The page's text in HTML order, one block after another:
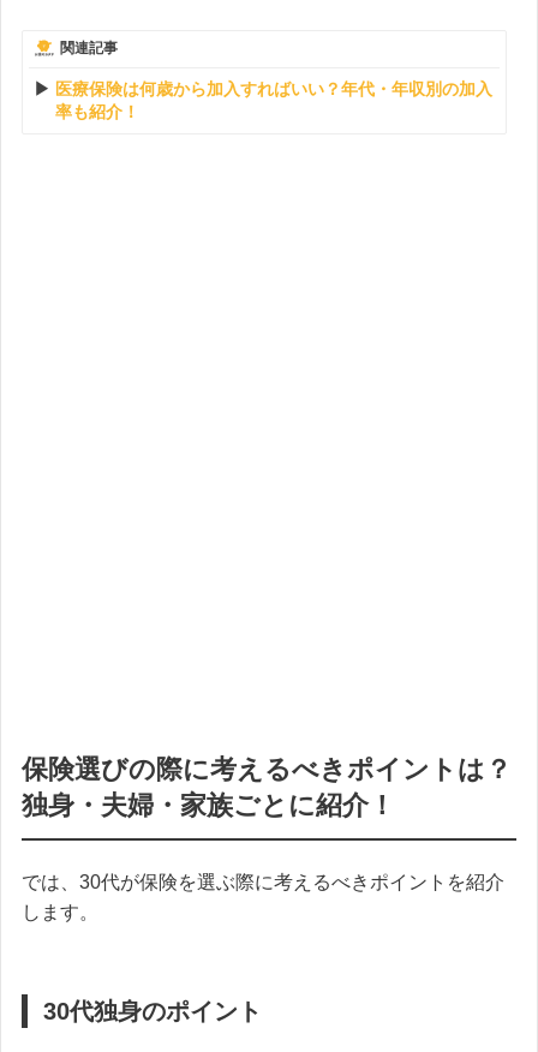
関連記事
医療保険は何歳から加入すればいい？年代・年収別の加入
率も紹介！
保険選びの際に考えるべきポイントは？
独身・夫婦・家族ごとに紹介！
では、30代が保険を選ぶ際に考えるべきポイントを紹介
します。
30代独身のポイント